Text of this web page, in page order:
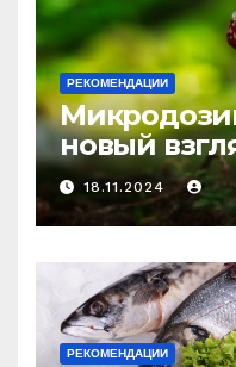
РЕКОМЕНДАЦИИ
новый
18.11.2024
РЕКОМЕНДАЦИИ